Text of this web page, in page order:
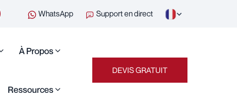
WhatsApp Support en direct
À Propos
Ressources
DEVIS GRATUIT